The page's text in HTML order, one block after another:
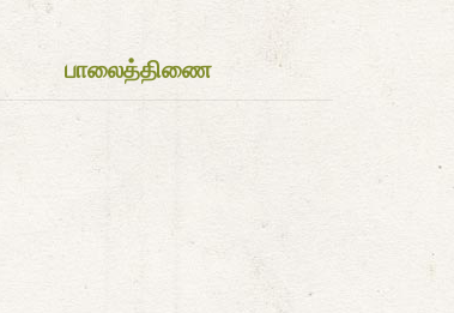
பாலைத்திணை